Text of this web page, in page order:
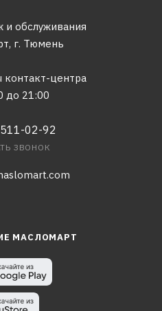
обслуживания
г. Тюмень
центра
до 21:00
02-92
ЗВОНОК
МАСЛОМАРТ